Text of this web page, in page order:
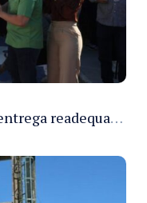
Governador Roberto Cidade entrega readequação do ambulatório da FCecon e amplia capacidade de atendimento oncológico em Manaus